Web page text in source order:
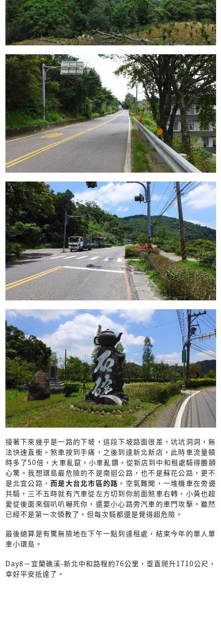
接著下來幾乎是一路的下坡，這段下坡路面很差，坑坑洞洞，無
法快速直衝。煞車按到手痛，之後到達新北新店，此時車流量頓
時多了50倍，大車亂竄，小車亂鑽，從新店到中和租處騎得膽顫
心驚。我想環島最危險的不是南迴公路，也不是蘇花公路，更不
是北宜公路，而是大台北市區的路 。空氣難聞，一堆機車在旁邊
共騎，三不五時就有汽車從左方切到你前面煞車右轉，小黃也超
愛從後面來個叭叭嚇死你，還要小心路旁汽車的車門攻擊。雖然
已經不是第一次領教了，但每次騎都還是覺得超危險。
最後總算是有驚無險地在下午一點到達租處，結束今年的單人單
車小環島。
Day8－宜蘭礁溪-新北中和路程約76公里，垂直爬升1710公尺，
幸好平安抵達了。